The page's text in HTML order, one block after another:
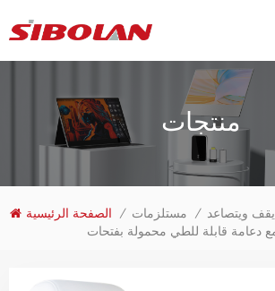
منتجات
الصفحة الرئيسية / مستلزمات / يقف ويتصاعد